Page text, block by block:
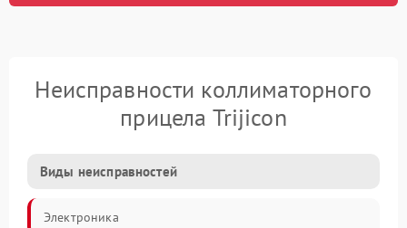
Неисправности коллиматорного
прицела Trijicon
Виды неисправностей
Электроника